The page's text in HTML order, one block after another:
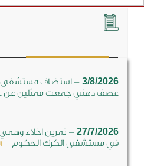
3/8/2026
-استضاف مستشفى الكرك
عصف ذهني جمعت ممثلين عن عدد من
27/7/2026
-تمرين اخلاء وهمي
في مستشفى الكرك الحكوم
المزيد